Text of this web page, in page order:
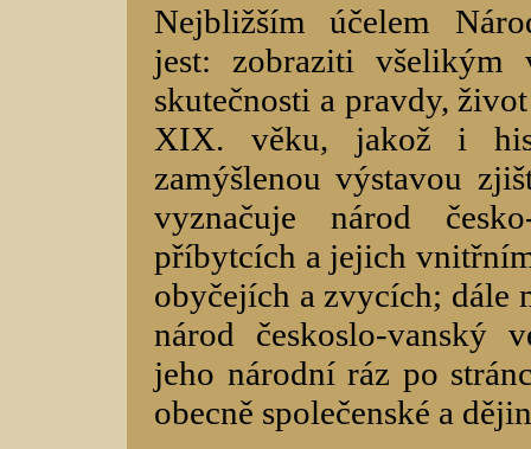
Nejbližším účelem
jest: zobraziti všelikým
skutečnosti a pravdy,
XIX. věku, jakož i
zamýšlenou výstavou
vyznačuje národ
příbytcích a jejich
obyčejích a zvycích; dále
národ českoslo-vanský
jeho národní ráz po
obecně společenské a